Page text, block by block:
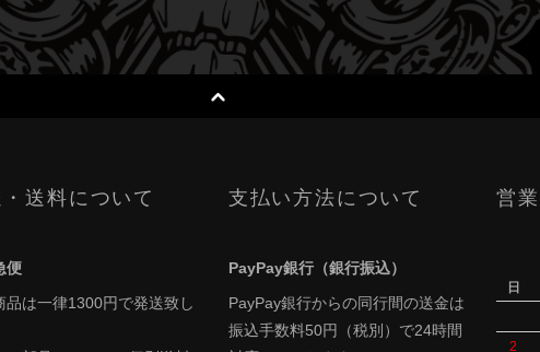
送料について
便
品は一律1300円で発送致し
支払い方法について
PayPay銀行（銀行振込）
PayPay銀行からの同行間の送金は
振込手数料50円（税別）で24時間
営
日
2